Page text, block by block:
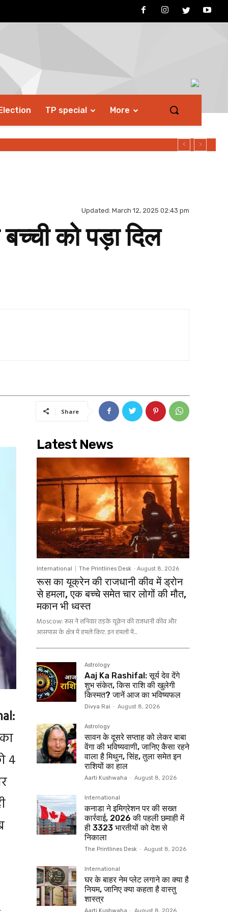
TP special More
Updated: March 12, 2025 02:43 pm
को पड़ा दिल
Share
4
Latest News
International The Printlines Desk - August 8, 2026
रूस का यूक्रेन की राजधानी कीव में ड्रोन
से हमला, एक बच्चे समेत चार लोगों की मौत,
मकान भी ध्वस्त
Moscow: रूस ने शनिवार तड़के यूक्रेन की राजधानी कीव और
आसपास के क्षेत्र में हमले किए. इन हमलों में...
Astrology
Aaj Ka Rashifal: सूर्य देव देंगे
शुभ संकेत, किस राशि की खुलेगी
किस्मत? जानें आज का भविष्यफल
Divya Rai - August 8, 2026
Astrology
सावन के दूसरे सप्ताह को लेकर बाबा
वेंगा की भविष्यवाणी, जानिए कैसा रहने
वाला है मिथुन, सिंह, तुला समेत इन
राशियों का हाल
Aarti Kushwaha - August 8, 2026
International
कनाडा ने इमिग्रेशन पर की सख्त
कार्रवाई, 2026 की पहली छमाही में
ही 3323 भारतीयों को देश से
निकाला
The Printlines Desk - August 8, 2026
International
घर के बाहर नेम प्लेट लगाने का क्या है
नियम, जानिए क्या कहता है वास्तु
शास्त्र
Aarti Kushwaha - August 8, 2026